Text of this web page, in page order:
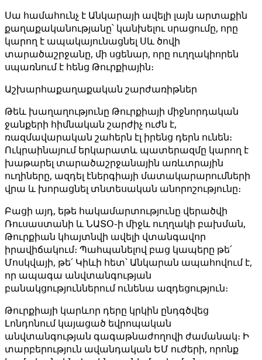
Սա համահունչ է Անկարայի ավելի լայն արտաքին
քաղաքականությանը՝ կանխելու սրացումը, որը
կարող է ապակայունացնել Սև ծովի
տարածաշրջանը, մի սցենար, որը ուղղակիորեն
սպառնում է հենց Թուրքիային։
Աշխարհաքաղաքական շարժառիթներ
Թեև խաղաղությունը Թուրքիայի միջնորդական
ջանքերի հիմնական շարժիչ ուժն է,
ռազմավարական շահերն էլ իրենց դերն ունեն։
Ուկրաինայում երկարատև պատերազմը կարող է
խաթարել տարածաշրջանային առևտրային
ուղիները, ազդել էներգիայի մատակարարումների
վրա և խորացնել տնտեսական անորոշությունը։
Բացի այդ, եթե հակամարտությունը վերածվի
Ռուսաստանի և ՆԱՏՕ-ի միջև ուղղակի բախման,
Թուրքիան կհայտնվի ավելի վտանգավոր
իրավիճակում։ Պահպանելով բաց կապերը թե՛
Մոսկվայի, թե՛ Կիևի հետ՝ Անկարան ապահովում է,
որ ապագա անվտանգության
բանակցություններում ունենա ազդեցություն։
Թուրքիայի կարևոր դերը կրկին ընդգծվեց
Լոնդոնում կայացած եվրոպական
անվտանգության գագաթնաժողովի ժամանակ։ Ի
տարբերություն ավանդական ԵՄ ուժերի, որոնք